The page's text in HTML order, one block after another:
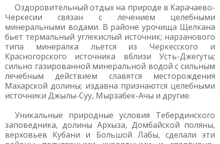
Оздоровительный отдых на природе в Карачаево-
Черкесии связан с лечением целебными
минеральными водами. В районе урочища Щелкана
бьет термальный углекислый источник; нарзанового
типа минералка льется из Черкесского и
Красногорского источника вблизи Усть-Джегуты;
сильно газированной минеральной водой с сильным
лечебным действием славятся месторождения
Махарской долины; издавна признаются целебными
источники Джылы-Суу, Мырзабек-Ачы и другие.
Уникальные природные условия Тебердинского
заповедника, долины Архыза, Домбайской поляны,
верховьев Кубани и Большой Лабы, сделали эти